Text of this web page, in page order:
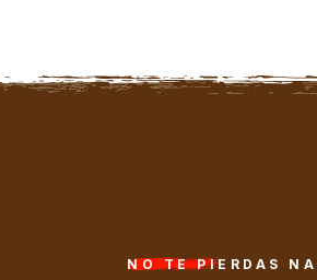
NO TE PIERDAS